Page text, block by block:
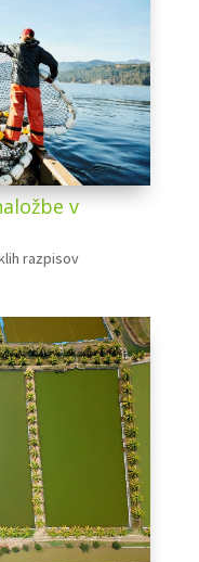
v
razpisov